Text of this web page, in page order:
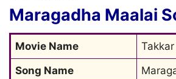
Maragadha Maalai
Movie Name
Song Name